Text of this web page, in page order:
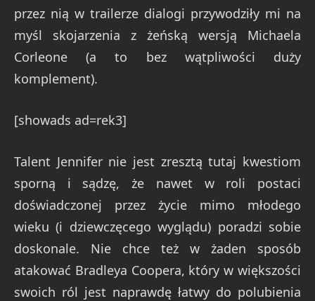
przez nią w trailerze dialogi przywodziły mi na
myśl skojarzenia z żeńską wersją Michaela
Corleone (a to bez wątpliwości duży
komplement).
[showads ad=rek3]
Talent Jennifer nie jest zresztą tutaj kwestiom
sporną i sądzę, że nawet w roli postaci
doświadczonej przez życie mimo młodego
wieku (i dziewczęcego wyglądu) poradzi sobie
doskonale. Nie chce też w żaden sposób
atakować Bradleya Coopera, który w większości
swoich ról jest naprawdę łatwy do polubienia